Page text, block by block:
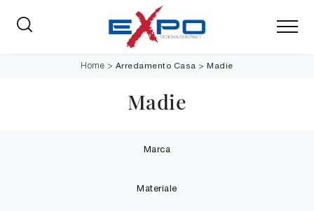
Home > Arredamento Casa >Madie
Madie
Marca
Materiale